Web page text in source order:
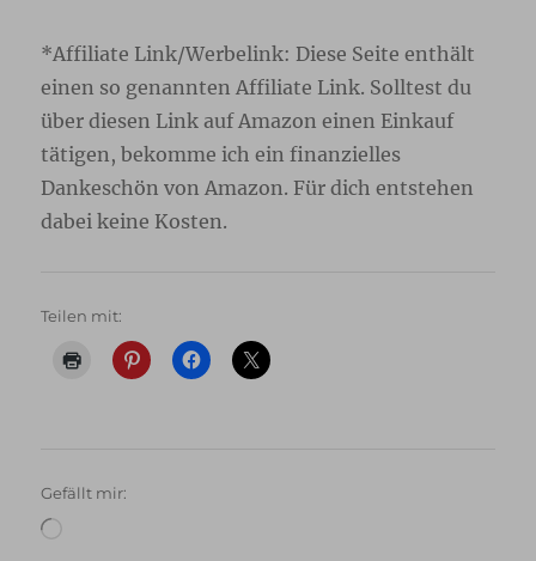
*Affiliate Link/Werbelink: Diese Seite enthält
einen so genannten Affiliate Link. Solltest du
über diesen Link auf Amazon einen Einkauf
tätigen, bekomme ich ein finanzielles
Dankeschön von Amazon. Für dich entstehen
dabei keine Kosten.
Teilen mit:
Gefällt mir: